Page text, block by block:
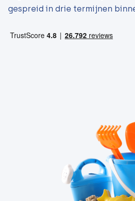
gespreid in drie termijnen